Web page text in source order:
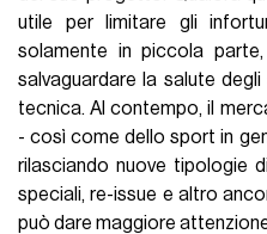
utile per limitare gli
solamente in piccola
salvaguardare la salute
tecnica. Al contempo, il
- così come dello sport in
rilasciando nuove tipologie
speciali, re-issue e altro
può dare maggiore